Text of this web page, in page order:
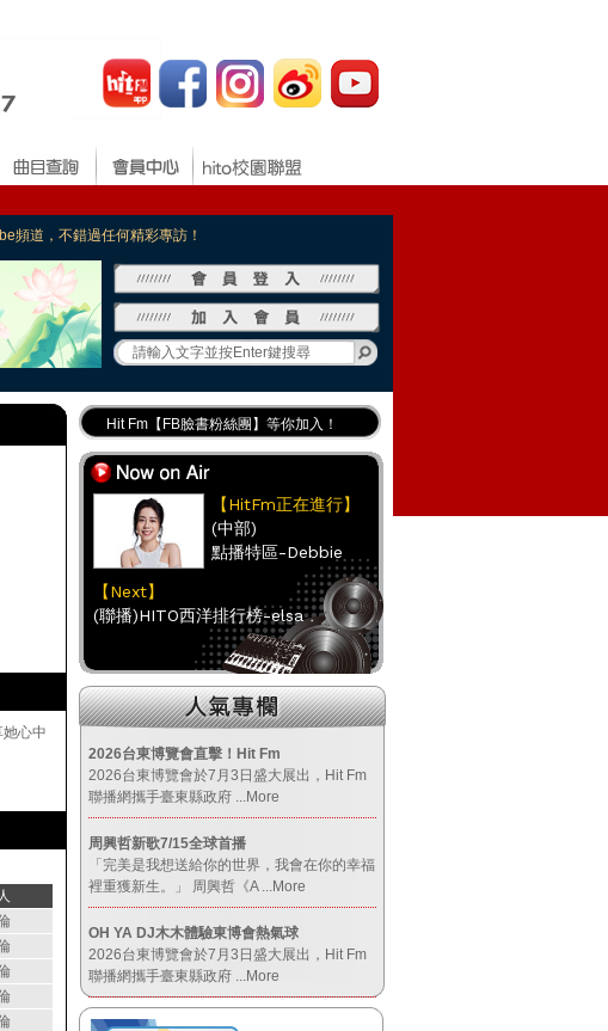
頻道，不錯過任何精彩專訪！
心中
Hit Fm【FB臉書粉絲團】等你加入！
最專業《DJ推薦》好音樂千萬別錯過！
好康報報 最新優惠訊息都在這！
Hit Fm的【IG】新鮮又好玩快加入！
【HitFm正在進行】
(中部)
點播特區-Debbie
【Next】
(聯播)HITO西洋排行榜-elsa
【HitFm正在進行】
(南部)
點播特區-小米
【Next】
(聯播)HITO西洋排行榜-elsa
【HitFm正在進行】
(宜蘭)
東STOP！MUSIC ON
AIR
【Next】
(聯播)HITO西洋排行榜-elsa
2026台東博覽會直擊！Hit Fm
2026台東博覽會於7月3日盛大展出，Hit Fm
聯播網攜手臺東縣政府 ...More
周興哲新歌7/15全球首播
「完美是我想送給你的世界，我會在你的幸福
裡重獲新生。」 周興哲《A ...More
OH YA DJ木木體驗東博會熱氣球
2026台東博覽會於7月3日盛大展出，Hit Fm
聯播網攜手臺東縣政府 ...More